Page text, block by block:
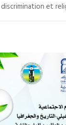
discrimination et